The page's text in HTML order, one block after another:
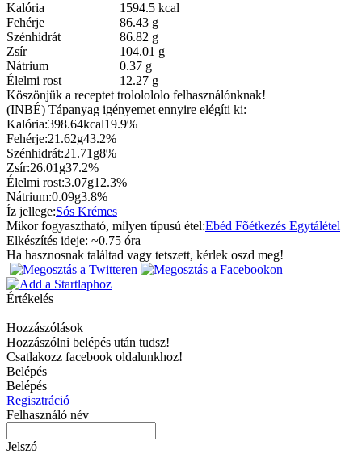
Kalória
1594.5 kcal
Fehérje
86.43 g
Szénhidrát
86.82 g
Zsír
104.01 g
Nátrium
0.37 g
Élelmi rost
12.27 g
Köszönjük a receptet trololololo felhasználónknak!
(INBÉ) Tápanyag igényemet ennyire elégíti ki:
Kalória:398.64kcal19.9%
Fehérje:21.62g43.2%
Szénhidrát:21.71g8%
Zsír:26.01g37.2%
Élelmi rost:3.07g12.3%
Nátrium:0.09g3.8%
Íz jellege:Sós Krémes
Mikor fogyasztható, milyen típusú étel:Ebéd Fõétkezés Egytálétel
Elkészítés ideje: ~0.75 óra
Ha hasznosnak találtad vagy tetszett, kérlek oszd meg!
Értékelés
Hozzászólások
Hozzászólni belépés után tudsz!
Csatlakozz facebook oldalunkhoz!
Belépés
Belépés
Regisztráció
Felhasználó név
Jelszó